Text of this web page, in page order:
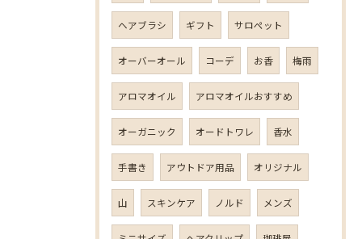
ヘアブラシ ギフト サロペット
オーバーオール コーデ お香 梅雨
アロマオイル アロマオイルおすすめ
オーガニック オードトワレ 香水
手書き アウトドア用品 オリジナル
山 スキンケア ノルド メンズ